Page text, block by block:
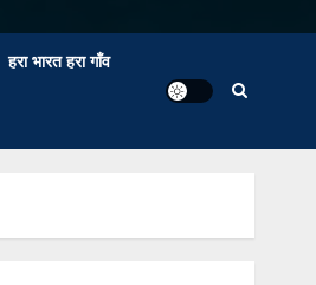
हरा भारत हरा गाँव